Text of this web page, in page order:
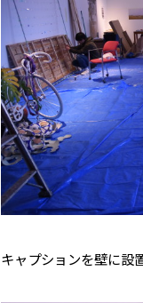
キャプションを壁に設